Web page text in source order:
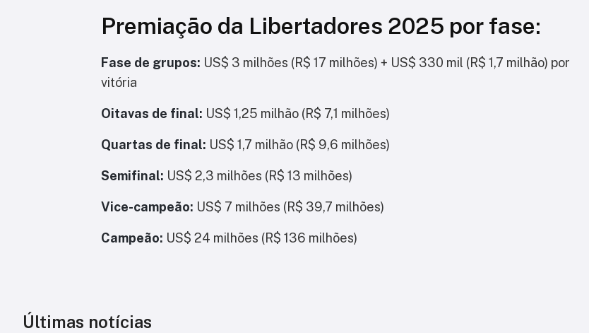
Premiação da Libertadores 2025 por fase:
Fase de grupos: US$ 3 milhões (R$ 17 milhões) + US$ 330 mil (R$ 1,7 milhão) por
vitória
Oitavas de final: US$ 1,25 milhão (R$ 7,1 milhões)
Quartas de final: US$ 1,7 milhão (R$ 9,6 milhões)
Semifinal: US$ 2,3 milhões (R$ 13 milhões)
Vice-campeão: US$ 7 milhões (R$ 39,7 milhões)
Campeão: US$ 24 milhões (R$ 136 milhões)
Últimas notícias